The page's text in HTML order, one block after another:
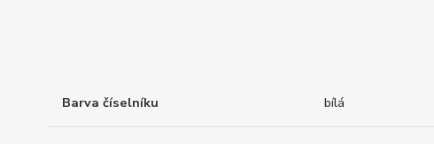
Barva číselníku bílá